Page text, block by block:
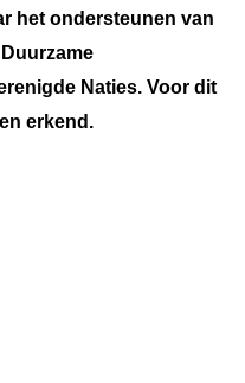
het ondersteunen van
Naties. Voor dit
erkend.